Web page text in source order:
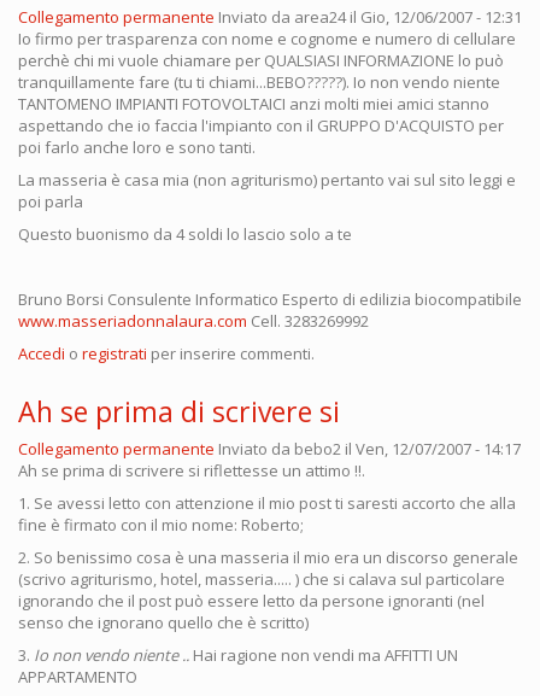
Collegamento permanente Inviato da area24il Gio, 12/06/2007 - 12:31
Io firmo per trasparenza con nome e cognome e numero di cellulare
perchè chi mi vuole chiamare per QUALSIASI INFORMAZIONE lo può
tranquillamente fare (tu ti chiami...BEBO?????). Io non vendo niente
TANTOMENO IMPIANTI FOTOVOLTAICI anzi molti miei amici stanno
aspettando che io faccia l'impianto con il GRUPPO D'ACQUISTO per
poi farlo anche loro e sono tanti.
La masseria è casa mia (non agriturismo) pertanto vai sul sito leggi e
poi parla
Questo buonismo da 4 soldi lo lascio solo a te
Bruno Borsi Consulente Informatico Esperto di edilizia biocompatibile
www.masseriadonnalaura.com Cell. 3283269992
Accedi o registrati per inserire commenti.
Ah se prima di scrivere si
Collegamento permanente Inviato da bebo2 il Ven, 12/07/2007 - 14:17
Ah se prima di scrivere si riflettesse un attimo !!.
1. Se avessi letto con attenzione il mio post ti saresti accorto che alla
fine è firmato con il mio nome: Roberto;
2. So benissimo cosa è una masseria il mio era un discorso generale
(scrivo agriturismo, hotel, masseria..... ) che si calava sul particolare
ignorando che il post può essere letto da persone ignoranti (nel
senso che ignorano quello che è scritto)
3. Io non vendo niente .. Hai ragione non vendi ma AFFITTI UN
APPARTAMENTO